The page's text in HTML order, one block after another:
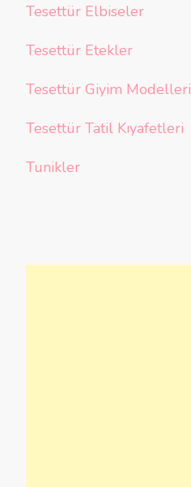
Tesettür Elbiseler
Tesettür Etekler
Tesettür Giyim Modelleri
Tesettür Tatil Kıyafetleri
Tunikler